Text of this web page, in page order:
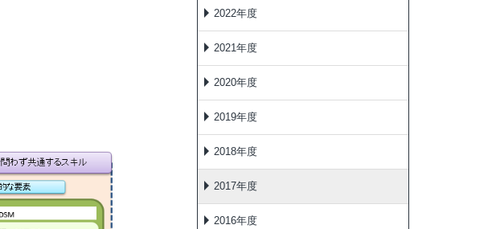
2022年度
2021年度
2020年度
2019年度
2018年度
2017年度
2016年度